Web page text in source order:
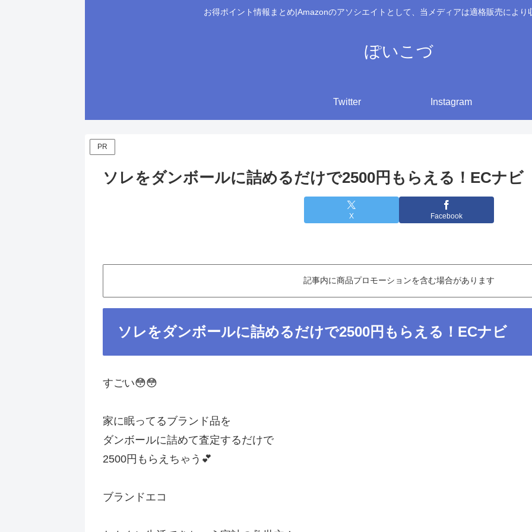
お得ポイント情報まとめ|Amazonのアソシエイトとして、当メディアは適格販売により
ぽいこづ
Twitter Instagram
PR
ソレをダンボールに詰めるだけで2500円もらえる！ECナビ
X Facebook
記事内に商品プロモーションを含む場合があります
ソレをダンボールに詰めるだけで2500円もらえる！ECナビ
すごい😳😳
家に眠ってるブランド品を
ダンボールに詰めて査定するだけで
2500円もらえちゃう💕
ブランドエコ